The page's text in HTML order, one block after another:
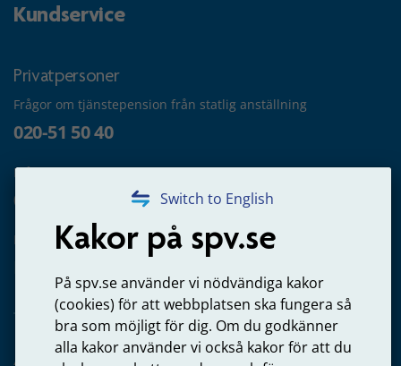
Switch to English
Kakor på spv.se
På spv.se använder vi nödvändiga kakor
(cookies) för att webbplatsen ska fungera så
bra som möjligt för dig. Om du godkänner
alla kakor använder vi också kakor för att du
Kundservice
Privatpersoner
Frågor om tjänstepension från statlig anställning
020-51 50 40
Frågor om utbetalning
020-65 00 65
Kontakta oss
Arbetsgivare